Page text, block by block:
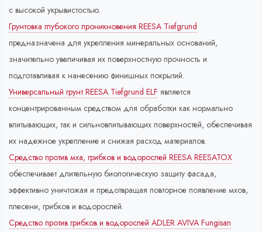
с высокой укрывистостью.
Грунтовка глубокого проникновения REESA Tiefgrund
предназначена для укрепления минеральных оснований,
значительно увеличивая их поверхностную прочность и
подготавливая к нанесению финишных покрытий.
Универсальный грунт REESA Tiefgrund ELF является
концентрированным средством для обработки как нормально
впитывающих, так и сильновпитывающих поверхностей, обеспечивая
их надежное укрепление и снижая расход материалов.
Средство против мха, грибков и водорослей REESA REESATOX
обеспечивает длительную биологическую защиту фасада,
эффективно уничтожая и предотвращая повторное появление мхов,
плесени, грибков и водорослей.
Средство против грибков и водорослей ADLER AVIVA Fungisan